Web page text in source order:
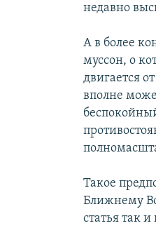
недавно
А в более
муссон, о
двигается от
вполне
Такое
Ближнему
статья так и